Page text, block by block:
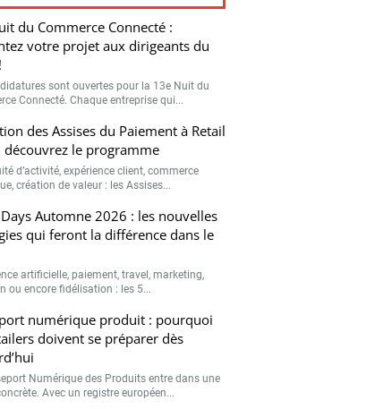
du Commerce Connecté :
votre projet aux dirigeants du
sont ouvertes pour la 13e Nuit du
Connecté. Chaque entreprise qui...
des Assises du Paiement à Retail
découvrez le programme
d’activité, expérience client, commerce
création de valeur : les Assises...
Automne 2026 : les nouvelles
qui feront la différence dans le
artificielle, paiement, travel, marketing,
ou encore fidélisation : les 5...
numérique produit : pourquoi
doivent se préparer dès
Numérique des Produits entre dans une
Avec un registre européen...